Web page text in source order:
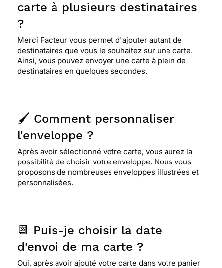
carte à plusieurs destinataires
?
Merci Facteur vous permet d'ajouter autant de
destinataires que vous le souhaitez sur une carte.
Ainsi, vous pouvez envoyer une carte à plein de
destinataires en quelques secondes.
🖌️ Comment personnaliser
l'enveloppe ?
Après avoir sélectionné votre carte, vous aurez la
possibilité de choisir votre enveloppe. Nous vous
proposons de nombreuses enveloppes illustrées et
personnalisées.
📆 Puis-je choisir la date
d'envoi de ma carte ?
Oui, après avoir ajouté votre carte dans votre panier